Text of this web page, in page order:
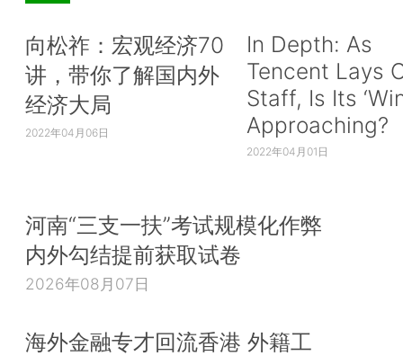
向松祚：宏观经济70
讲，带你了解国内外
经济大局
2022年04月06日
In Depth: As
Tencent Lays
Staff, Is Its
Approaching?
2022年04月01日
河南“三支一扶”考试规模化作弊
内外勾结提前获取试卷
2026年08月07日
海外金融专才回流香港 外籍工